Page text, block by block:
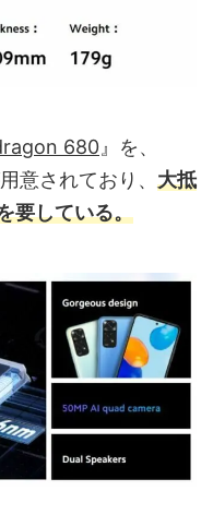
680 』を、
意されており、 大抵
要している。